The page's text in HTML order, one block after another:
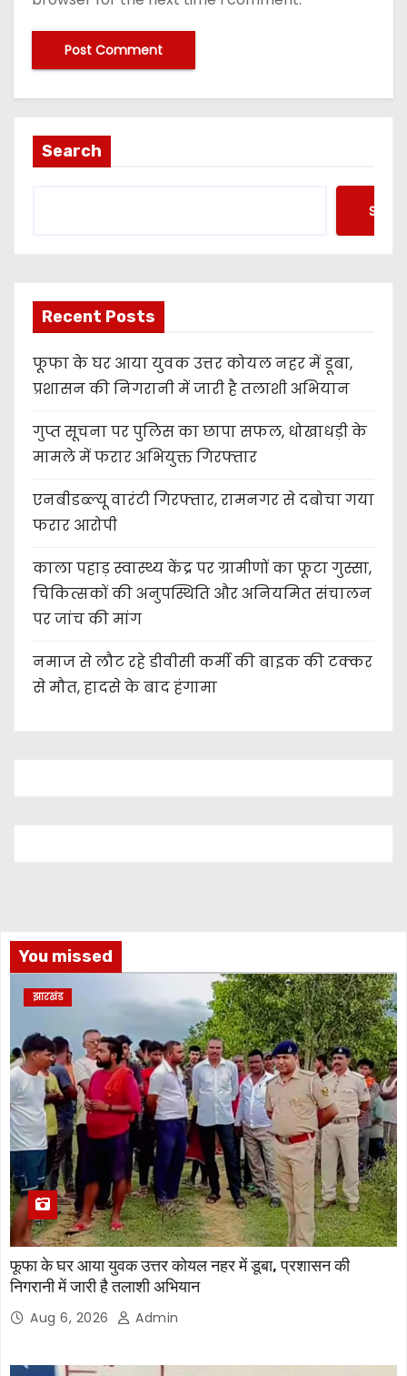
Search
Recent Posts
फूफा के घर आया युवक उत्तर कोयल नहर में डूबा,
प्रशासन की निगरानी में जारी है तलाशी अभियान
गुप्त सूचना पर पुलिस का छापा सफल, धोखाधड़ी के
मामले में फरार अभियुक्त गिरफ्तार
एनबीडब्ल्यू वारंटी गिरफ्तार, रामनगर से दबोचा गया
फरार आरोपी
काला पहाड़ स्वास्थ्य केंद्र पर ग्रामीणों का फूटा गुस्सा,
चिकित्सकों की अनुपस्थिति और अनियमित संचालन
पर जांच की मांग
नमाज से लौट रहे डीवीसी कर्मी की बाइक की टक्कर
से मौत, हादसे के बाद हंगामा
You missed
झारखंड
फूफा के घर आया युवक उत्तर कोयल नहर में डूबा, प्रशासन की
निगरानी में जारी है तलाशी अभियान
Aug 6, 2026 Admin